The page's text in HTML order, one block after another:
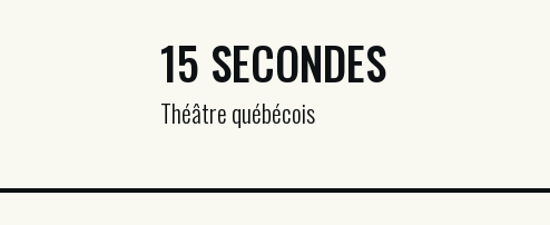
15 SECONDES
Théâtre québécois